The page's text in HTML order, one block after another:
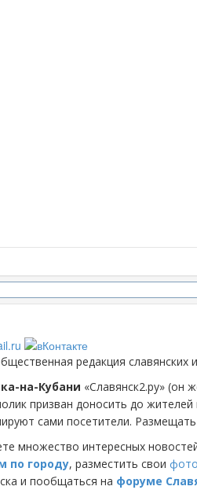
редакция славянских
на-Кубани «Славянск2.ру» (он
призван доносить до
сами посетители.
множество интересных
по городу, разместить свои
и пообщаться на форуме